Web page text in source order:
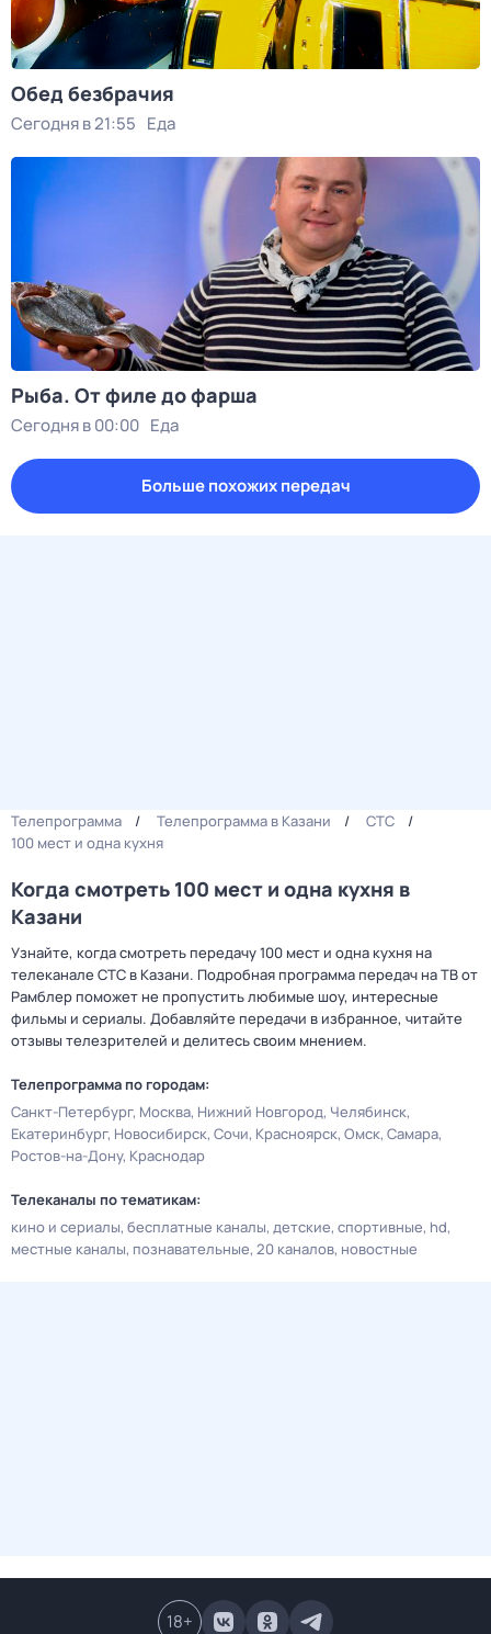
Обед безбрачия
Сегодня в 21:55 Еда
Рыба. От филе до фарша
Сегодня в 00:00 Еда
Больше похожих передач
Телепрограмма Телепрограмма в Казани
СТС
100 мест и одна кухня
Когда смотреть 100 мест и одна кухня в
Казани
Узнайте, когда смотреть передачу 100 мест и одна кухня на
телеканале СТС в Казани. Подробная программа передач на ТВ от
Рамблер поможет не пропустить любимые шоу, интересные
фильмы и сериалы. Добавляйте передачи в избранное, читайте
отзывы телезрителей и делитесь своим мнением.
Телепрограмма по городам:
Санкт-Петербург Москва Нижний Новгород Челябинск
Екатеринбург Новосибирск Сочи Красноярск Омск Самара
Ростов-на-Дону Краснодар
Телеканалы по тематикам:
кино и сериалы бесплатные каналы детские спортивные hd
местные каналы познавательные 20 каналов новостные
18+